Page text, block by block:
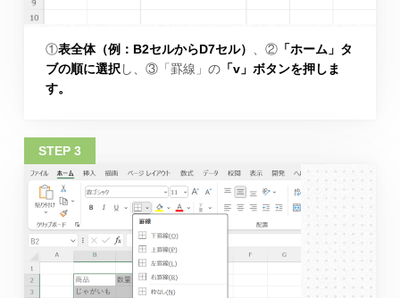
①表全体（例：B2セルからD7セル） 、②「ホーム」タ
ブの順に選択し、③「罫線」の「v」ボタンを押しま
す。